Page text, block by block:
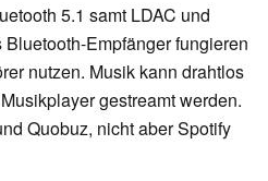
5.1 samt LDAC und
Empfänger fungieren
nutzen. Musik kann drahtlos
gestreamt werden.
Quobuz, nicht aber Spotify